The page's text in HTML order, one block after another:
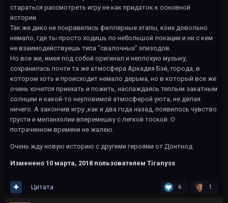
стараться рассмотреть игру не как придаток к основной
истории.
Так же дико не понравились филлерные этапы, коих довольно
немало, где ты просто ходишь по небольшой локации и ни с кем
не взаимодействуешь типа "свалочных" эпизодов.
Но все же, имея под собой оригинал и неплохую музыку,
сохранилась почти та же атмосфера Аркадия Бэй, города, в
котором хоть и происходит немало дерьма, но в который все же
очень хочется приехать и пожить, наслаждаясь теплым закатным
солнцем и какой-то неуловимой атмосферой уюта, не делая
ничего. А закончив игру ,как и два года назад, появилось чувство
грусти и меланхолии вперемешку с легкой тоской. О
потраченном времени не жалею.
Очень жду новую историю с другими героями от Донтнод.
Изменено 10 марта, 2018 пользователем Tiranyss
6 1
Цитата